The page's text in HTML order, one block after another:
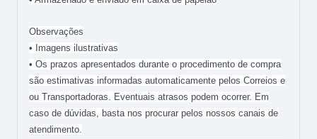
Observações
• Imagens ilustrativas
• Os prazos apresentados durante o procedimento de compra
são estimativas informadas automaticamente pelos Correios e
ou Transportadoras. Eventuais atrasos podem ocorrer. Em
caso de dúvidas, basta nos procurar pelos nossos canais de
atendimento.